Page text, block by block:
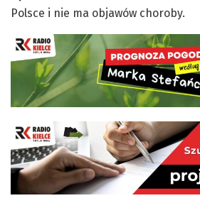
Polsce i nie ma objawów choroby.